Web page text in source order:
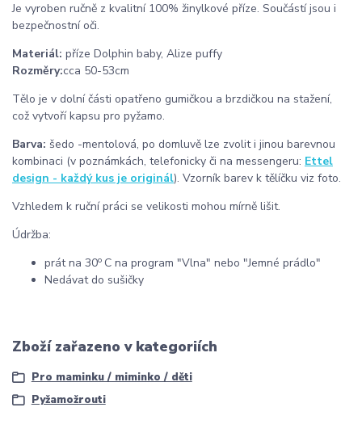
Je vyroben ručně z kvalitní 100% žinylkové příze. Součástí jsou i
bezpečnostní oči.
Materiál: příze Dolphin baby, Alize puffy
Rozměry:cca 50-53cm
Tělo je v dolní části opatřeno gumičkou a brzdičkou na stažení,
což vytvoří kapsu pro pyžamo.
Barva: šedo -mentolová, po domluvě lze zvolit i jinou barevnou
kombinaci (v poznámkách, telefonicky či na messengeru: Ettel
design - každý kus je originál). Vzorník barev k tělíčku viz foto.
Vzhledem k ruční práci se velikosti mohou mírně lišit.
Údržba:
prát na 30o C na program "Vlna" nebo "Jemné prádlo"
Nedávat do sušičky
Zboží zařazeno v kategoriích
Pro maminku / miminko / děti
Pyžamožrouti